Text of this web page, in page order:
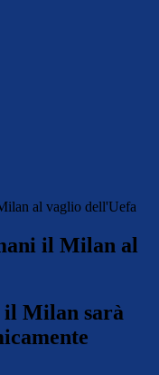
al vaglio dell'Uefa
il Milan al
il Milan sarà